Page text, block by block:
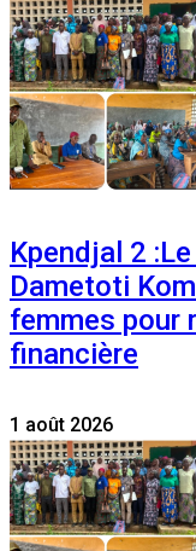
Kpendjal 2
Dametoti
femmes pour
financière
1 août 2026